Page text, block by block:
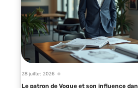
28 juillet 2026
Le patron de Vogue et son influence